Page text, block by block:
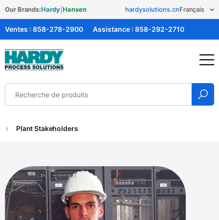
Our Brands:Hardy Hansen hardysolutions.cn
Ventes : 858-278-2900 Assistance : 858-292-2710
Solutions Hardy
Plant Stakeholders